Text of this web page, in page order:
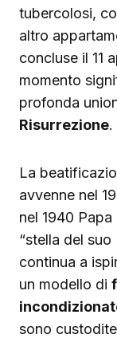
tubercolosi,
altro
concluse il 11
momento
profonda
Risurrezione.
La
avvenne nel
nel 1940
“stella del
continua a
un modello di
sono